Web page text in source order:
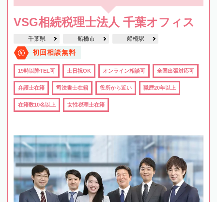
VSG相続税理士法人 千葉オフィス
千葉県 船橋市 船橋駅
初回相談無料
19時以降TEL可 土日祝OK オンライン相談可 全国出張対応可
弁護士在籍 司法書士在籍 役所から近い 職歴20年以上
在籍数10名以上 女性税理士在籍